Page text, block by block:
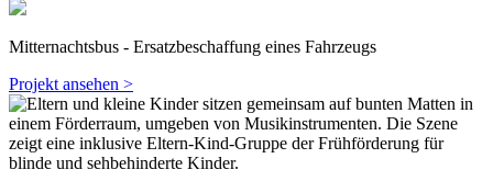
Mitternachtsbus - Ersatzbeschaffung eines Fahrzeugs
Projekt ansehen >